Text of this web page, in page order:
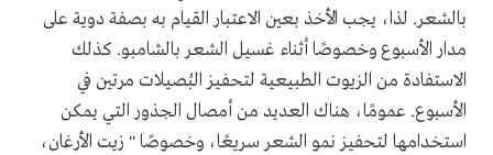
بالشعر. لذا، يجب الأخذ بعين الاعتبار القيام به بصفة دوية على
مدار الأسبوع وخصوصًا أثناء غسيل الشعر بالشامبو. كذلك
الاستفادة من الزيوت الطبيعية لتحفيز البُصيلات مرتين في
الأسبوع. عمومًا، هناك العديد من أمصال الجذور التي يمكن
استخدامها لتحفيز نمو الشعر سريعًا، وخصوصًا " زيت الأرغان،